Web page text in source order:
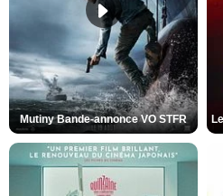
Mutiny Bande-annonce VO STFR